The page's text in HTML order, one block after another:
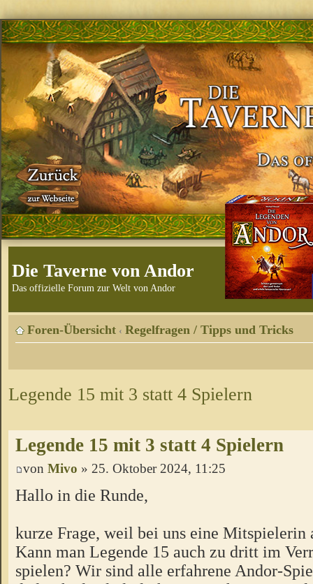
Die Taverne von Andor
Das offizielle Forum zur Welt von Andor
Foren-Übersicht ‹ Regelfragen / Tipps und Tricks
Legende 15 mit 3 statt 4 Spielern
Legende 15 mit 3 statt 4 Spielern
von Mivo » 25. Oktober 2024, 11:25
Hallo in die Runde,
kurze Frage, weil bei uns eine Mitspielerin
Kann man Legende 15 auch zu dritt im
spielen? Wir sind alle erfahrene Andor-